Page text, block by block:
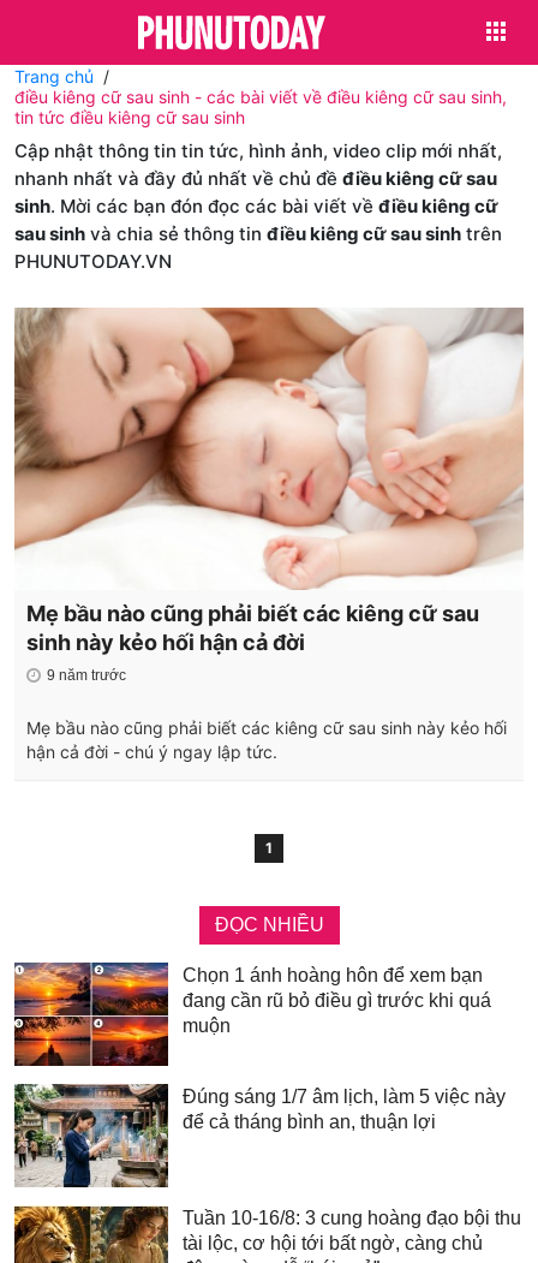
Trang chủ
điều kiêng cữ sau sinh - các bài viết về điều kiêng cữ sau sinh,
tin tức điều kiêng cữ sau sinh
Cập nhật thông tin tin tức, hình ảnh, video clip mới nhất,
nhanh nhất và đầy đủ nhất về chủ đề điều kiêng cữ sau
sinh. Mời các bạn đón đọc các bài viết về điều kiêng cữ
sau sinh và chia sẻ thông tin điều kiêng cữ sau sinh trên
PHUNUTODAY.VN
Mẹ bầu nào cũng phải biết các kiêng cữ sau
sinh này kẻo hối hận cả đời
9 năm trước
Mẹ bầu nào cũng phải biết các kiêng cữ sau sinh này kẻo hối
hận cả đời - chú ý ngay lập tức.
1
ĐỌC NHIỀU
Chọn 1 ánh hoàng hôn để xem bạn
đang cần rũ bỏ điều gì trước khi quá
muộn
Đúng sáng 1/7 âm lịch, làm 5 việc này
để cả tháng bình an, thuận lợi
Tuần 10-16/8: 3 cung hoàng đạo bội thu
tài lộc, cơ hội tới bất ngờ, càng chủ